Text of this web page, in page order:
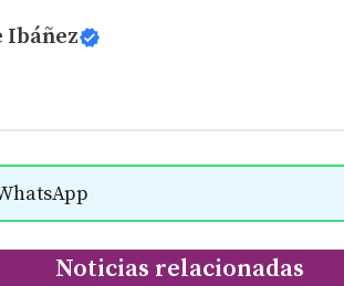
Ibáñez
Noticias relacionadas